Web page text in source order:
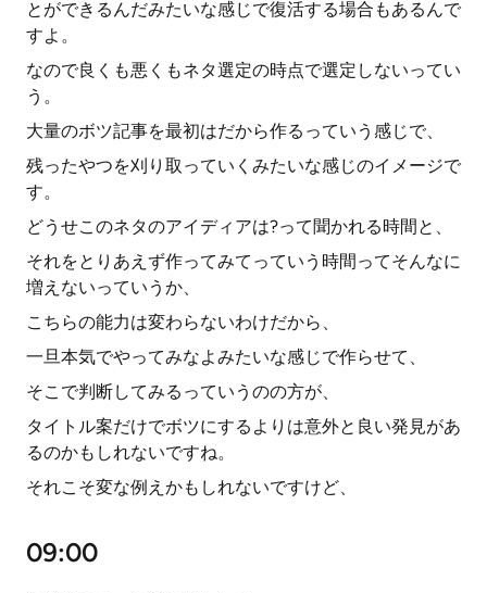
とができるんだみたいな感じで復活する場合もあるんで
すよ。
なので良くも悪くもネタ選定の時点で選定しないってい
う。
大量のボツ記事を最初はだから作るっていう感じで、
残ったやつを刈り取っていくみたいな感じのイメージで
す。
どうせこのネタのアイディアは?って聞かれる時間と、
それをとりあえず作ってみてっていう時間ってそんなに
増えないっていうか、
こちらの能力は変わらないわけだから、
一旦本気でやってみなよみたいな感じで作らせて、
そこで判断してみるっていうのの方が、
タイトル案だけでボツにするよりは意外と良い発見があ
るのかもしれないですね。
それこそ変な例えかもしれないですけど、
09:00